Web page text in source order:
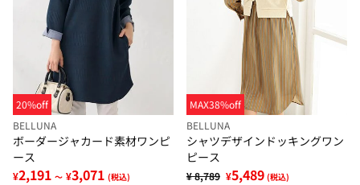
20%off
BELLUNA
ボーダージャカード素材ワンピ
ース
¥2,191 ～ ¥3,071 (税込)
MAX38%off
BELLUNA
シャツデザインドッキングワン
ピース
¥ 8,789 ¥5,489 (税込)